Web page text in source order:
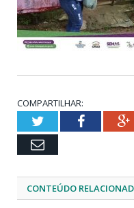
COMPARTILHAR:
TwitterFacebook
Email
CONTEÚDO